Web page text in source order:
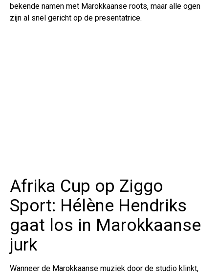
bekende namen met Marokkaanse roots, maar alle ogen
zijn al snel gericht op de presentatrice.
Afrika Cup op Ziggo
Sport: Hélène Hendriks
gaat los in Marokkaanse
jurk
Wanneer de Marokkaanse muziek door de studio klinkt,